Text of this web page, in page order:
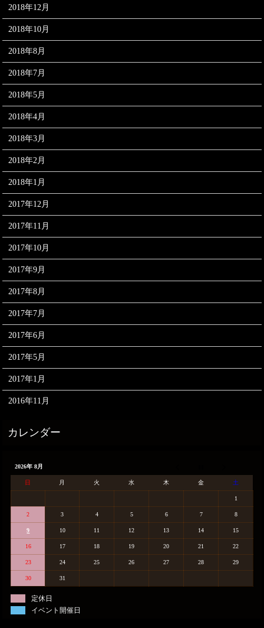
2018年12月
2018年10月
2018年8月
2018年7月
2018年5月
2018年4月
2018年3月
2018年2月
2018年1月
2017年12月
2017年11月
2017年10月
2017年9月
2017年8月
2017年7月
2017年6月
2017年5月
2017年1月
2016年11月
2026年 8月
日 月 火 水 木 金 土
1
2 3 4 5 6 7 8
9 10 11 12 13 14 15
16 17 18 19 20 21 22
23 24 25 26 27 28 29
30 31
定休日
イベント開催日